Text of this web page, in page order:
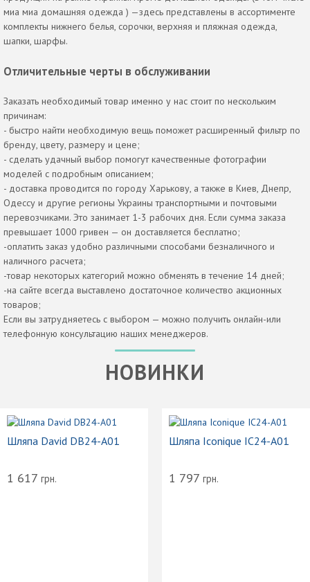
миа миа домашняя одежда ) —здесь представлены в ассортименте
комплекты нижнего белья, сорочки, верхняя и пляжная одежда,
шапки, шарфы.
Отличительные черты в обслуживании
Заказать необходимый товар именно у нас стоит по нескольким
причинам:
- быстро найти необходимую вещь поможет расширенный фильтр по
бренду, цвету, размеру и цене;
- сделать удачный выбор помогут качественные фотографии
моделей с подробным описанием;
- доставка проводится по городу Харькову, а также в Киев, Днепр,
Одессу и другие регионы Украины транспортными и почтовыми
перевозчиками. Это занимает 1-3 рабочих дня. Если сумма заказа
превышает 1000 гривен — он доставляется бесплатно;
-оплатить заказ удобно различными способами безналичного и
наличного расчета;
-товар некоторых категорий можно обменять в течение 14 дней;
-на сайте всегда выставлено достаточное количество акционных
товаров;
Если вы затрудняетесь с выбором — можно получить онлайн-или
телефонную консультацию наших менеджеров.
НОВИНКИ
Шляпа David DB24-A01 Шляпа